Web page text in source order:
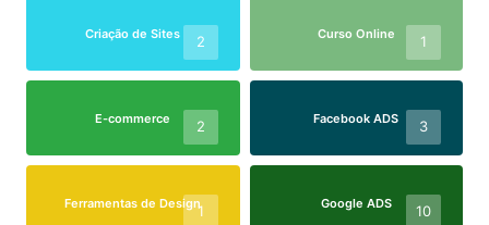
Criação de Sites 2 Curso Online 1
E-commerce 2 Facebook ADS 3
Ferramentas de Design1 Google ADS 10